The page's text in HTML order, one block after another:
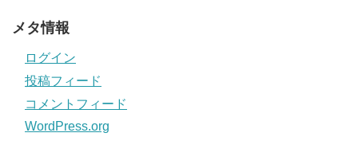
メタ情報
ログイン
投稿フィード
コメントフィード
WordPress.org